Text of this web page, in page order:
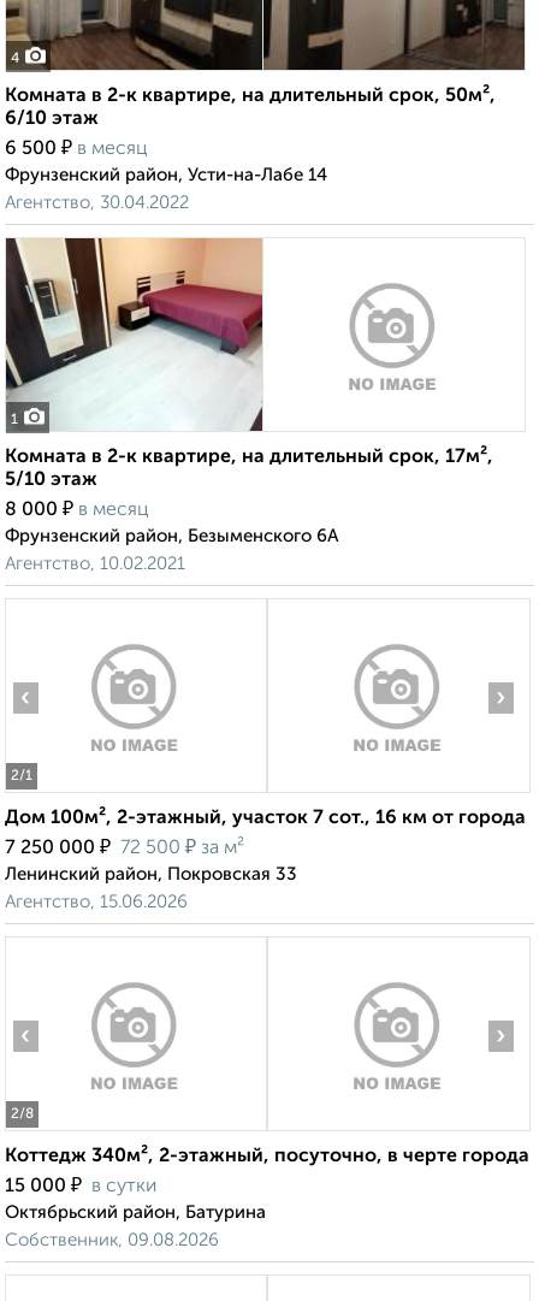
4
Комната в 2-к квартире, на длительный срок, 50м²,
6/10 этаж
6 500 ₽ в месяц
Фрунзенский район, Усти-на-Лабе 14
Агентство, 30.04.2022
1
Комната в 2-к квартире, на длительный срок, 17м²,
5/10 этаж
8 000 ₽ в месяц
Фрунзенский район, Безыменского 6А
Агентство, 10.02.2021
2/1
‹ ›
Дом 100м², 2-этажный, участок 7 сот., 16 км от города
7 250 000 ₽ 72 500 ₽ за м²
Ленинский район, Покровская 33
Агентство, 15.06.2026
2/8
‹ ›
Коттедж 340м², 2-этажный, посуточно, в черте города
15 000 ₽ в сутки
Октябрьский район, Батурина
Собственник, 09.08.2026